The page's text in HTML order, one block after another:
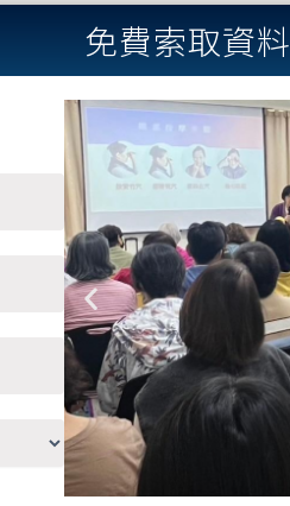
免費索取資料
Previous
slide